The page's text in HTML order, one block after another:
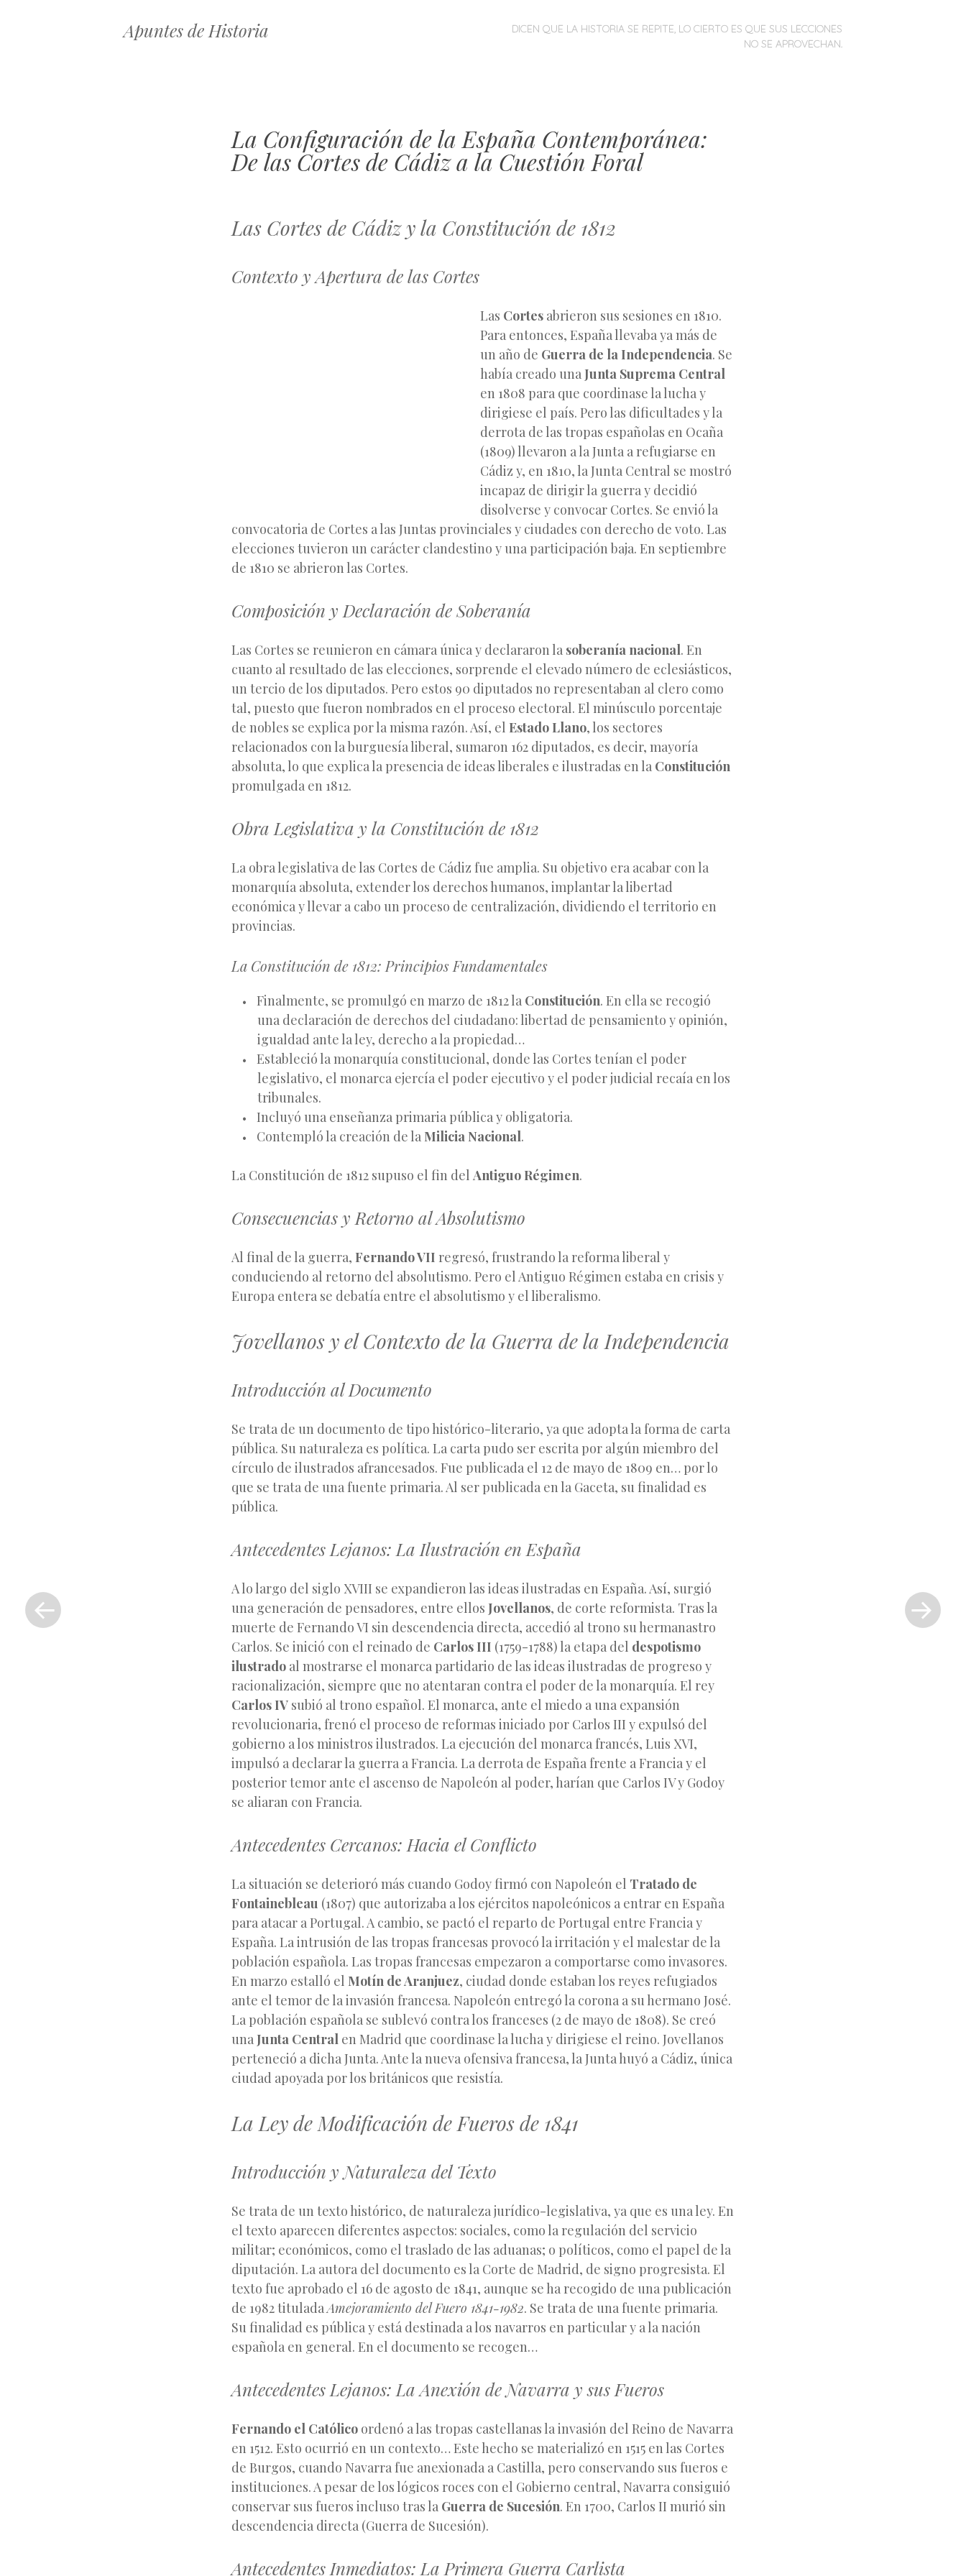
Apuntes de Historia MENÚ
SALTARDICEN QUE LA HISTORIA SE REPITE, LO CIERTO ES QUE SUS LECCIONES
NO SE APROVECHAN.
La Configuración de la España Contemporánea:
De las Cortes de Cádiz a la Cuestión Foral
Las Cortes de Cádiz y la Constitución de 1812
Contexto y Apertura de las Cortes
Las Cortes abrieron sus sesiones en 1810.
Para entonces, España llevaba ya más de
un año de Guerra de la Independencia. Se
había creado una Junta Suprema Central
en 1808 para que coordinase la lucha y
dirigiese el país. Pero las dificultades y la
derrota de las tropas españolas en Ocaña
(1809) llevaron a la Junta a refugiarse en
Cádiz y, en 1810, la Junta Central se mostró
incapaz de dirigir la guerra y decidió
disolverse y convocar Cortes. Se envió la
convocatoria de Cortes a las Juntas provinciales y ciudades con derecho de voto. Las
elecciones tuvieron un carácter clandestino y una participación baja. En septiembre
de 1810 se abrieron las Cortes.
Composición y Declaración de Soberanía
Las Cortes se reunieron en cámara única y declararon la soberanía nacional. En
cuanto al resultado de las elecciones, sorprende el elevado número de eclesiásticos,
un tercio de los diputados. Pero estos 90 diputados no representaban al clero como
tal, puesto que fueron nombrados en el proceso electoral. El minúsculo porcentaje
de nobles se explica por la misma razón. Así, el Estado Llano, los sectores
relacionados con la burguesía liberal, sumaron 162 diputados, es decir, mayoría
absoluta, lo que explica la presencia de ideas liberales e ilustradas en la Constitución
promulgada en 1812.
Obra Legislativa y la Constitución de 1812
La obra legislativa de las Cortes de Cádiz fue amplia. Su objetivo era acabar con la
monarquía absoluta, extender los derechos humanos, implantar la libertad
económica y llevar a cabo un proceso de centralización, dividiendo el territorio en
provincias.
La Constitución de 1812: Principios Fundamentales
Finalmente, se promulgó en marzo de 1812 la Constitución. En ella se recogió
una declaración de derechos del ciudadano: libertad de pensamiento y opinión,
igualdad ante la ley, derecho a la propiedad…
Estableció la monarquía constitucional, donde las Cortes tenían el poder
legislativo, el monarca ejercía el poder ejecutivo y el poder judicial recaía en los
tribunales.
Incluyó una enseñanza primaria pública y obligatoria.
Contempló la creación de la Milicia Nacional.
La Constitución de 1812 supuso el fin del Antiguo Régimen.
Consecuencias y Retorno al Absolutismo
Al final de la guerra, Fernando VII regresó, frustrando la reforma liberal y
conduciendo al retorno del absolutismo. Pero el Antiguo Régimen estaba en crisis y
Europa entera se debatía entre el absolutismo y el liberalismo.
Jovellanos y el Contexto de la Guerra de la Independencia
Introducción al Documento
Se trata de un documento de tipo histórico-literario, ya que adopta la forma de carta
pública. Su naturaleza es política. La carta pudo ser escrita por algún miembro del
círculo de ilustrados afrancesados. Fue publicada el 12 de mayo de 1809 en… por lo
que se trata de una fuente primaria. Al ser publicada en la Gaceta, su finalidad es
pública.
Antecedentes Lejanos: La Ilustración en España
A lo largo del siglo XVIII se expandieron las ideas ilustradas en España. Así, surgió
una generación de pensadores, entre ellos Jovellanos, de corte reformista. Tras la
muerte de Fernando VI sin descendencia directa, accedió al trono su hermanastro
Carlos. Se inició con el reinado de Carlos III (1759-1788) la etapa del despotismo
ilustrado al mostrarse el monarca partidario de las ideas ilustradas de progreso y
racionalización, siempre que no atentaran contra el poder de la monarquía. El rey
Carlos IV subió al trono español. El monarca, ante el miedo a una expansión
revolucionaria, frenó el proceso de reformas iniciado por Carlos III y expulsó del
gobierno a los ministros ilustrados. La ejecución del monarca francés, Luis XVI,
impulsó a declarar la guerra a Francia. La derrota de España frente a Francia y el
posterior temor ante el ascenso de Napoleón al poder, harían que Carlos IV y Godoy
se aliaran con Francia.
Antecedentes Cercanos: Hacia el Conflicto
La situación se deterioró más cuando Godoy firmó con Napoleón el Tratado de
Fontainebleau (1807) que autorizaba a los ejércitos napoleónicos a entrar en España
para atacar a Portugal. A cambio, se pactó el reparto de Portugal entre Francia y
España. La intrusión de las tropas francesas provocó la irritación y el malestar de la
población española. Las tropas francesas empezaron a comportarse como invasores.
En marzo estalló el Motín de Aranjuez, ciudad donde estaban los reyes refugiados
ante el temor de la invasión francesa. Napoleón entregó la corona a su hermano José.
La población española se sublevó contra los franceses (2 de mayo de 1808). Se creó
una Junta Central en Madrid que coordinase la lucha y dirigiese el reino. Jovellanos
perteneció a dicha Junta. Ante la nueva ofensiva francesa, la Junta huyó a Cádiz, única
ciudad apoyada por los británicos que resistía.
La Ley de Modificación de Fueros de 1841
Introducción y Naturaleza del Texto
Se trata de un texto histórico, de naturaleza jurídico-legislativa, ya que es una ley. En
el texto aparecen diferentes aspectos: sociales, como la regulación del servicio
militar; económicos, como el traslado de las aduanas; o políticos, como el papel de la
diputación. La autora del documento es la Corte de Madrid, de signo progresista. El
texto fue aprobado el 16 de agosto de 1841, aunque se ha recogido de una publicación
de 1982 tituladaAmejoramiento del Fuero 1841-1982. Se trata de una fuente primaria.
Su finalidad es pública y está destinada a los navarros en particular y a la nación
española en general. En el documento se recogen…
Antecedentes Lejanos: La Anexión de Navarra y sus Fueros
Fernando el Católico ordenó a las tropas castellanas la invasión del Reino de Navarra
en 1512. Esto ocurrió en un contexto… Este hecho se materializó en 1515 en las Cortes
de Burgos, cuando Navarra fue anexionada a Castilla, pero conservando sus fueros e
instituciones. A pesar de los lógicos roces con el Gobierno central, Navarra consiguió
conservar sus fueros incluso tras la Guerra de Sucesión. En 1700, Carlos II murió sin
descendencia directa (Guerra de Sucesión).
Antecedentes Inmediatos: La Primera Guerra Carlista
Entrada
anterior
entrada